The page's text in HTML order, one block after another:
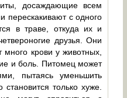
досаждающие всем
перескакивают с одного
в траве, откуда их и
друзья. Они
крови у животных,
и боль. Питомец может
пытаясь уменьшить
только хуже.